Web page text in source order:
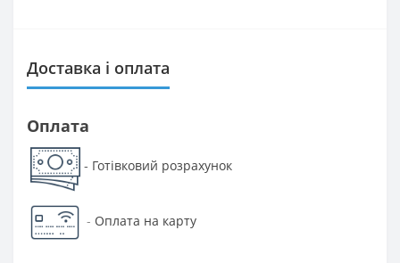
Доставка і оплата
Оплата
- Готівковий розрахунок
- Оплата на карту